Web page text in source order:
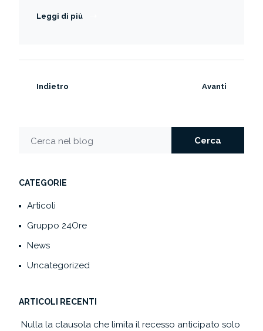
Leggi di più
Indietro Avanti
Cerca nel blog Cerca
CATEGORIE
Articoli
Gruppo 24Ore
News
Uncategorized
ARTICOLI RECENTI
Nulla la clausola che limita il recesso anticipato solo